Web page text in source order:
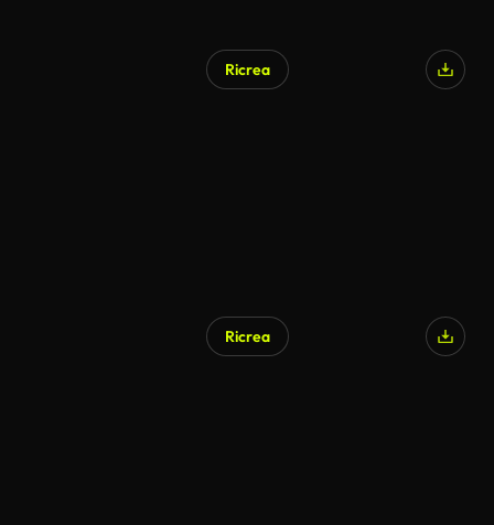
Ricrea
Ricrea